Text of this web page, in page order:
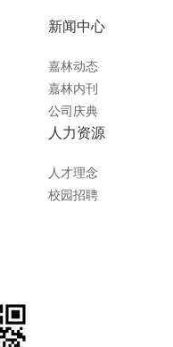
新闻中心
嘉林动态
嘉林内刊
公司庆典
人力资源
人才理念
校园招聘